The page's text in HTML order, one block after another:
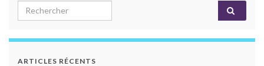
Search for:
ARTICLES RÉCENTS